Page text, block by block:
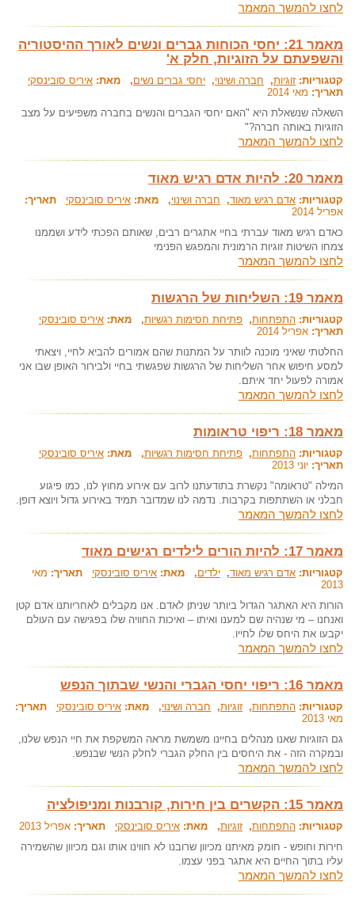
לחצו להמשך המאמר
מאמר 21: יחסי הכוחות גברים ונשים לאורך ההיסטוריה
והשפעתם על הזוגיות, חלק א'
קטגוריות: זוגיות, חברה ושינוי, יחסי גברים נשים, מאת: איריס סובינסקי
תאריך: מאי 2014
השאלה שנשאלת היא "האם יחסי הגברים והנשים בחברה משפיעים על מצב
הזוגיות באותה חברה?"
לחצו להמשך המאמר
מאמר 20: להיות אדם רגיש מאוד
קטגוריות: אדם רגיש מאוד, חברה ושינוי, מאת: איריס סובינסקי תאריך:
אפריל 2014
כאדם רגיש מאוד עברתי בחיי אתגרים רבים, שאותם הפכתי לידע ושממנו
צמחו השיטות זוגיות הרמונית והמפגש הפנימי
לחצו להמשך המאמר
מאמר 19: השליחות של הרגשות
קטגוריות: התפתחות, פתיחת חסימות רגשיות, מאת: איריס סובינסקי
תאריך: אפריל 2014
החלטתי שאיני מוכנה לוותר על המתנות שהם אמורים להביא לחיי, ויצאתי
למסע חיפוש אחר השליחות של הרגשות שפגשתי בחיי ולבירור האופן שבו אני
אמורה לפעול יחד איתם.
לחצו להמשך המאמר
מאמר 18: ריפוי טראומות
קטגוריות: התפתחות, פתיחת חסימות רגשיות, מאת: איריס סובינסקי
תאריך: יוני 2013
המילה "טראומה" נקשרת בתודעתנו לרוב עם אירוע מחוץ לנו, כמו פיגוע
חבלני או השתתפות בקרבות. נדמה לנו שמדובר תמיד באירוע גדול ויוצא דופן.
לחצו להמשך המאמר
מאמר 17: להיות הורים לילדים רגישים מאוד
קטגוריות: אדם רגיש מאוד, ילדים, מאת: איריס סובינסקי תאריך: מאי
2013
הורות היא האתגר הגדול ביותר שניתן לאדם. אנו מקבלים לאחריותנו אדם קטן
ואנחנו – מי שנהיה שם למענו ואיתו – ואיכות החוויה שלו בפגישה עם העולם
יקבעו את היחס שלו לחייו.
לחצו להמשך המאמר
מאמר 16: ריפוי יחסי הגברי והנשי שבתוך הנפש
קטגוריות: התפתחות, זוגיות, חברה ושינוי, מאת: איריס סובינסקי תאריך:
מאי 2013
גם הזוגיות שאנו מנהלים בחיינו משמשת מראה המשקפת את חיי הנפש שלנו,
ובמקרה הזה - את היחסים בין החלק הגברי לחלק הנשי שבנפש.
לחצו להמשך המאמר
מאמר 15: הקשרים בין חירות, קורבנות ומניפולציה
קטגוריות: התפתחות, זוגיות, מאת: איריס סובינסקי תאריך: אפריל 2013
חירות וחופש - חומק מאיתנו מכיוון שרובנו לא חווינו אותו וגם מכיוון שהשמירה
עליו בתוך החיים היא אתגר בפני עצמו.
לחצו להמשך המאמר